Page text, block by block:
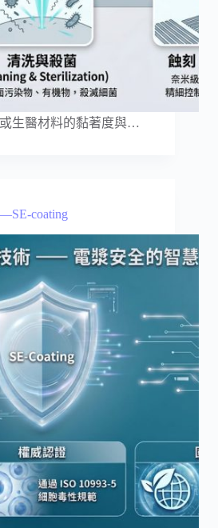
生醫材料的黏著度與…
coating